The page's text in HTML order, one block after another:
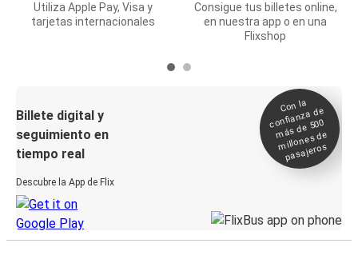
Utiliza Apple Pay, Visa y
tarjetas internacionales
Consigue tus billetes online,
en nuestra app o en una
Flixshop
Billete digital y
seguimiento en
tiempo real
Descubre la App de Flix
Con la
confianza de
más de 500
millones de
pasajeros